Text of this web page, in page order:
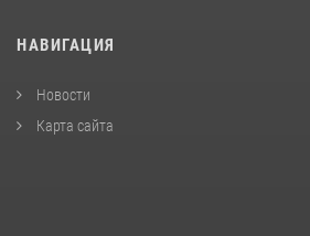
НАВИГАЦИЯ
Новости
Карта сайта